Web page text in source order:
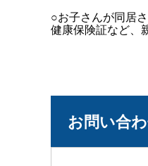
○お子さんが同居
健康保険証など、
お問い合